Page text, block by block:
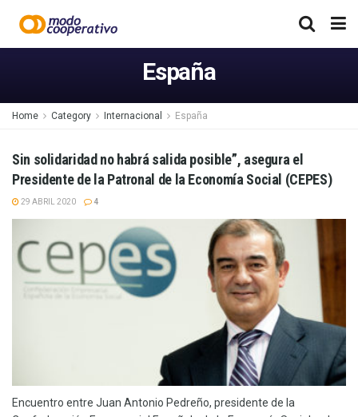
España
Home Category Internacional España
Sin solidaridad no habrá salida posible”, asegura el
Presidente de la Patronal de la Economía Social (CEPES)
29 ABRIL 2020 4
Encuentro entre Juan Antonio Pedreño, presidente de la